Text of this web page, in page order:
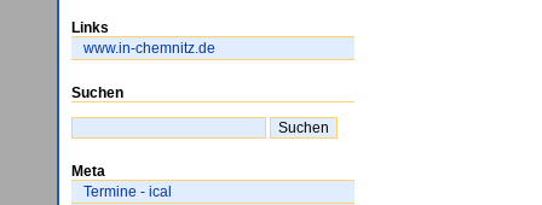
Links
www.in-chemnitz.de
Suchen
Meta
Termine - ical